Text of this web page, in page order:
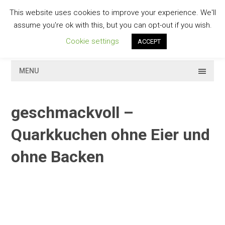
contentGESCHMACKVOLL
MENU
geschmackvoll –
Quarkkuchen ohne Eier und
ohne Backen
This website uses cookies to improve your experience. We'll
assume you're ok with this, but you can opt-out if you wish.
Cookie settings
ACCEPT